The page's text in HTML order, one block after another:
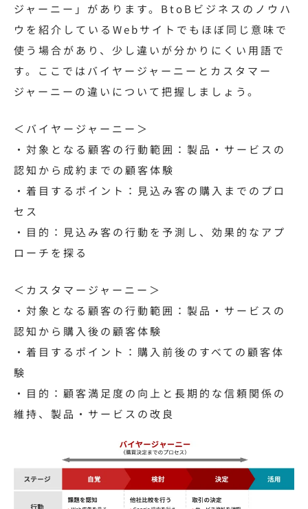
ジャーニー」があります。BtoBビジネスのノウハ
ウを紹介しているWebサイトでもほぼ同じ意味で
使う場合があり、少し違いが分かりにくい用語で
す。ここではバイヤージャーニーとカスタマー
ジャーニーの違いについて把握しましょう。
＜バイヤージャーニー＞
・対象となる顧客の行動範囲：製品・サービスの
認知から成約までの顧客体験
・着目するポイント：見込み客の購入までのプロ
セス
・目的：見込み客の行動を予測し、効果的なアプ
ローチを探る
＜カスタマージャーニー＞
・対象となる顧客の行動範囲：製品・サービスの
認知から購入後の顧客体験
・着目するポイント：購入前後のすべての顧客体
験
・目的：顧客満足度の向上と長期的な信頼関係の
維持、製品・サービスの改良